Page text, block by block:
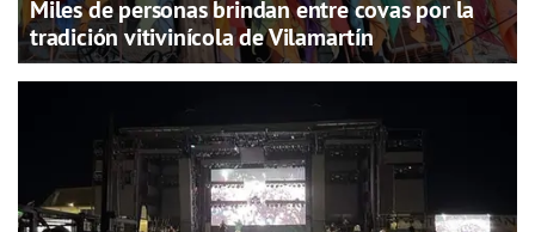
Miles de personas brindan entre covas por la
tradición vitivinícola de Vilamartín